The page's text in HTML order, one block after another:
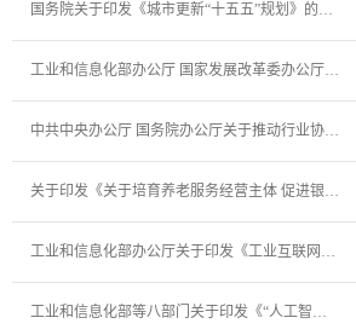
国务院关于印发《城市更新“十五五”规划》的通知
工业和信息化部办公厅 国家发展改革委办公厅 教育部办公厅 生态环境部办公厅 市场监管总局办公厅关于印发《工业产品绿色设计指南（2026年版）》的通知
中共中央办公厅 国务院办公厅关于推动行业协会商会深化改革的意见
关于印发《关于培育养老服务经营主体 促进银发经济发展的若干措施》的通知
工业和信息化部办公厅关于印发《工业互联网和人工智能融合赋能行动方案》的通知
工业和信息化部等八部门关于印发《“人工智能+制造”专项行动实施意见》的通知